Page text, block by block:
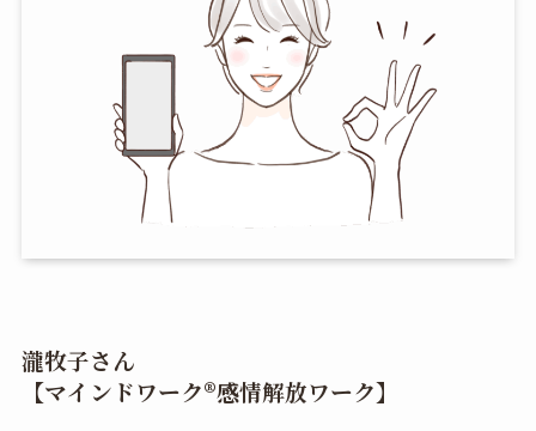
瀧牧子さん
【マインドワーク®︎感情解放ワーク】